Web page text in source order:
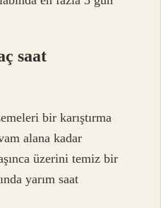
saat
bir karıştırma
alana kadar
üzerini temiz bir
yarım saat